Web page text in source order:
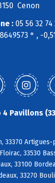
Cenon
: 05 56 32 74
° , -
Pavillons
33370
33530
33100
33270